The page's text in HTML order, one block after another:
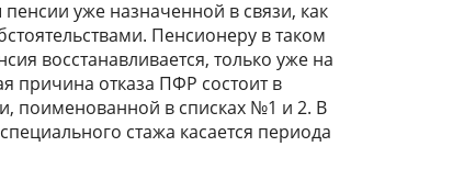
уже назначенной в связи, как
Пенсионеру в таком
восстанавливается, только уже на
причина отказа ПФР состоит в
поименованной в списках №1 и 2. В
стажа касается периода